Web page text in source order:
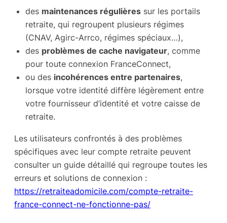
des maintenances régulières sur les portails
retraite, qui regroupent plusieurs régimes
(CNAV, Agirc-Arrco, régimes spéciaux…),
des problèmes de cache navigateur, comme
pour toute connexion FranceConnect,
ou des incohérences entre partenaires,
lorsque votre identité diffère légèrement entre
votre fournisseur d’identité et votre caisse de
retraite.
Les utilisateurs confrontés à des problèmes
spécifiques avec leur compte retraite peuvent
consulter un guide détaillé qui regroupe toutes les
erreurs et solutions de connexion :
https://retraiteadomicile.com/compte-retraite-
france-connect-ne-fonctionne-pas/